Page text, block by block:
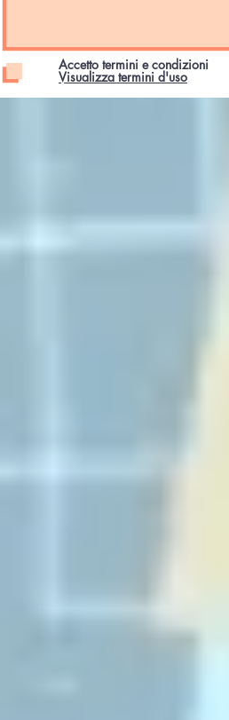
Accetto termini e condizioni
Visualizza termini d'uso